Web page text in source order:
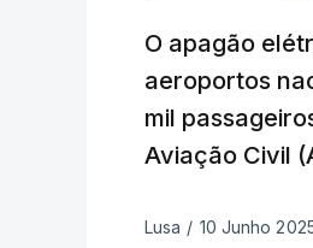
O apagão
aeroportos
mil
Aviação Civil
Lusa / 10 Junho